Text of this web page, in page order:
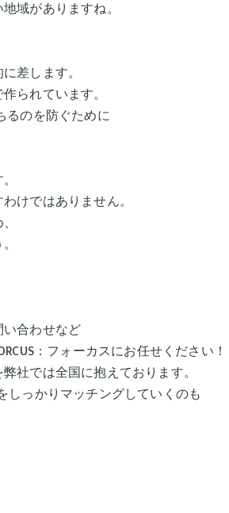
域がありますね。
差します。
られています。
るのを防ぐために
けではありません。
合わせなど
：フォーカスにお任せください！
社では全国に抱えております。
しっかりマッチングしていくのも